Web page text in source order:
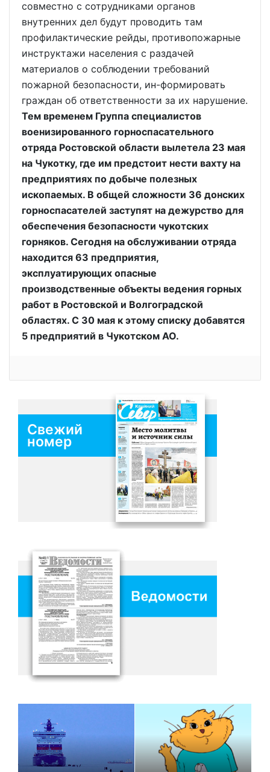
совместно с сотрудниками органов
внутренних дел будут проводить там
профилактические рейды, противопожарные
инструктажи населения с раздачей
материалов о соблюдении требований
пожарной безопасности, ин-формировать
граждан об ответственности за их нарушение.
Тем временем Группа специалистов
военизированного горноспасательного
отряда Ростовской области вылетела 23 мая
на Чукотку, где им предстоит нести вахту на
предприятиях по добыче полезных
ископаемых. В общей сложности 36 донских
горноспасателей заступят на дежурство для
обеспечения безопасности чукотских
горняков. Сегодня на обслуживании отряда
находится 63 предприятия,
эксплуатирующих опасные
производственные объекты ведения горных
работ в Ростовской и Волгоградской
областях. С 30 мая к этому списку добавятся
5 предприятий в Чукотском АО.
Свежий
номер